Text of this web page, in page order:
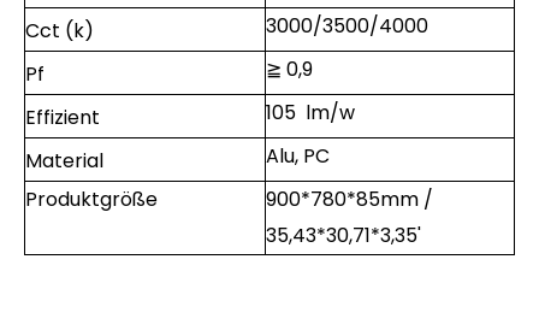
Cct (k)
3000/3500/4000
Pf
≧ 0,9
Effizient
105 lm/w
Material
Alu, PC
Produktgröße
900*780*85mm /
35,43*30,71*3,35'